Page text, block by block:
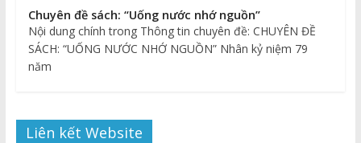
Chuyên đề sách: “Uống nước nhớ nguồn”
Nội dung chính trong Thông tin chuyên đề: CHUYÊN ĐỀ
SÁCH: “UỐNG NƯỚC NHỚ NGUỒN” Nhân kỷ niệm 79
năm
Liên kết Website